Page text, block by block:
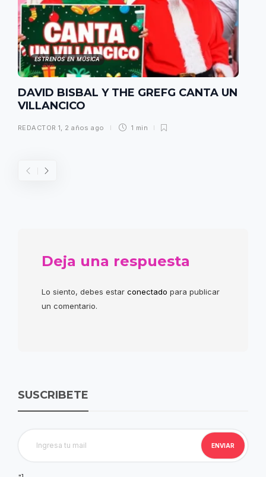
ESTRENOS EN MÚSICA
DAVID BISBAL Y THE GREFG CANTA UN
VILLANCICO
REDACTOR 1 2 años ago 1 min
Deja una respuesta
Lo siento, debes estar conectado para publicar
un comentario.
SUSCRIBETE